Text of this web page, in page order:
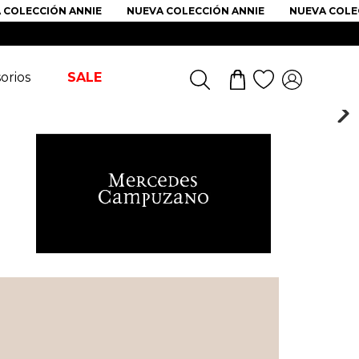
ANNIE NUEVA COLECCIÓN ANNIE NUEVA
SALE